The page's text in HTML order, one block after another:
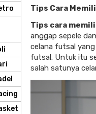
Tips Cara
Tips cara
anggap sepele
celana futsal yang
futsal. Untuk itu
salah satunya